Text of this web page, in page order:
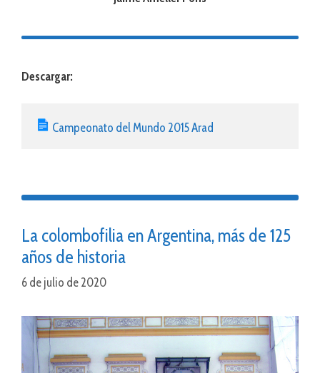
Descargar:
Campeonato del Mundo 2015 Arad
La colombofilia en Argentina, más de 125
años de historia
6 de julio de 2020